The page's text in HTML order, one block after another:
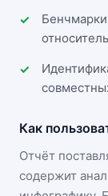
Как
Отчёт
содержит